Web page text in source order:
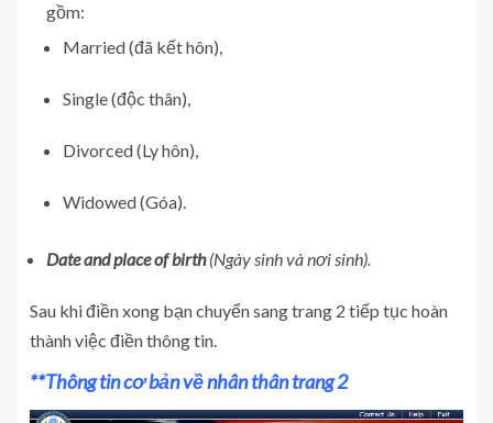
gồm:
Married (đã kết hôn),
Single (độc thân),
Divorced (Ly hôn),
Widowed (Góa).
Date and place of birth(Ngày sinh và nơi sinh).
Sau khi điền xong bạn chuyển sang trang 2 tiếp tục hoàn
thành việc điền thông tin.
**Thông tin cơ bản về nhân thân trang 2